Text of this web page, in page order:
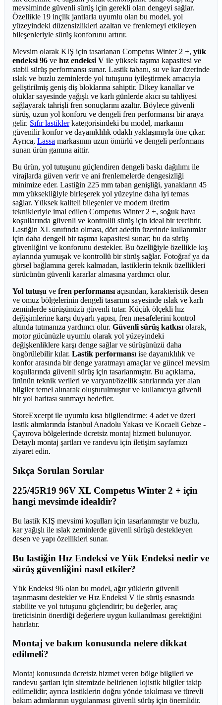
mevsiminde güvenli sürüş için gerekli olan dengeyi sağlar.
Özellikle 19 inçlik jantlarla uyumlu olan bu model, yol
yüzeyindeki düzensizlikleri azaltan ve frenlemeyi etkileyen
bileşenleriyle sürüş konforunu artırır.
Mevsim olarak KIŞ için tasarlanan Competus Winter 2 +, yük
endeksi 96 ve hız endeksi V ile yüksek taşıma kapasitesi ve
stabil sürüş performansı sunar. Lastik tabanı, su ve kar üzerinde
ıslak ve buzlu zeminlerde yol tutuşunu iyileştirmek amacıyla
geliştirilmiş geniş diş bloklarına sahiptir. Dikey kanallar ve
oluklar sayesinde yağışlı ve karlı günlerde akıcı su tahliyesi
sağlayarak tahrişli fren sonuçlarını azaltır. Böylece güvenli
sürüş, uzun yol konforu ve dengeli fren performansı bir araya
gelir. Sıfır lastiklerkategorisindeki bu model, markanın
güvenilir konfor ve dayanıklılık odaklı yaklaşımıyla öne çıkar.
Ayrıca, Lassa markasının uzun ömürlü ve dengeli performans
sunan ürün gamına aittir.
Bu ürün, yol tutuşunu güçlendiren dengeli baskı dağılımı ile
virajlarda güven verir ve ani frenlemelerde dengesizliği
minimize eder. Lastiğin 225 mm taban genişliği, yanakların 45
mm yüksekliğiyle birleşerek yol yüzeyine daha iyi temas
sağlar. Yüksek kaliteli bileşenler ve modern üretim
teknikleriyle imal edilen Competus Winter 2 +, soğuk hava
koşullarında güvenli ve kontrollü sürüş için ideal bir tercihtir.
Lastiğin XL sınıfında olması, dört adedin üzerinde kullanımlar
için daha dengeli bir taşıma kapasitesi sunar; bu da sürüş
güvenliğini ve konforunu destekler. Bu özelliğiyle özellikle kış
aylarında yumuşak ve kontrollü bir sürüş sağlar. Fotoğraf ya da
görsel bağlamına gerek kalmadan, lastiklerin teknik özellikleri
sürücünün güvenli kararlar almasına yardımcı olur.
Yol tutuşu ve fren performansı açısından, karakteristik desen
ve omuz bölgelerinin dengeli tasarımı sayesinde ıslak ve karlı
zeminlerde sürüşünüzü güvenli tutar. Küçük ölçekli hız
değişimlerine karşı duyarlı yapısı, fren mesafelerini kontrol
altında tutmanıza yardımcı olur. Güvenli sürüş katkısı olarak,
motor gücünüzle uyumlu olarak yol yüzeyindeki
değişkenliklere karşı denge sağlar ve sürüşünüzü daha
öngörülebilir kılar. Lastik performansı ise dayanıklılık ve
konfor arasında bir denge yaratmayı amaçlar ve güncel mevsim
koşullarında güvenli sürüş için tasarlanmıştır. Bu açıklama,
ürünün teknik verileri ve varyant/özellik satırlarında yer alan
bilgiler temel alınarak oluşturulmuştur ve kullanıcıya güvenli
bir yol haritası sunmayı hedefler.
StoreExcerpt ile uyumlu kısa bilgilendirme: 4 adet ve üzeri
lastik alımlarında İstanbul Anadolu Yakası ve Kocaeli Gebze -
Çayırova bölgelerinde ücretsiz montaj hizmeti bulunuyor.
Detaylı montaj şartları ve randevu için iletişim sayfamızı
ziyaret edin.
Sıkça Sorulan Sorular
225/45R19 96V XL Competus Winter 2 + için
hangi mevsimde idealdir?
Bu lastik KIŞ mevsimi koşulları için tasarlanmıştır ve buzlu,
kar yağışlı ile ıslak zeminlerde güvenli sürüşü destekleyen
desen ve yapı özellikleri sunar.
Bu lastiğin Hız Endeksi ve Yük Endeksi nedir ve
sürüş güvenliğini nasıl etkiler?
Yük Endeksi 96 olan bu model, ağır yüklerin güvenli
taşınmasını destekler ve Hız Endeksi V ile sürüş esnasında
stabilite ve yol tutuşunu güçlendirir; bu değerler, araç
üreticisinin önerdiği değerlere uygun kullanılması gerektiğini
hatırlatır.
Montaj ve bakım konusunda nelere dikkat
edilmeli?
Montaj konusunda ücretsiz hizmet veren bölge bilgileri ve
randevu şartları için sitemizde belirlenen lojistik bilgiler takip
edilmelidir; ayrıca lastiklerin doğru yönde takılması ve türevli
bakım adımlarının uygulanması güvenli sürüş için önemlidir.